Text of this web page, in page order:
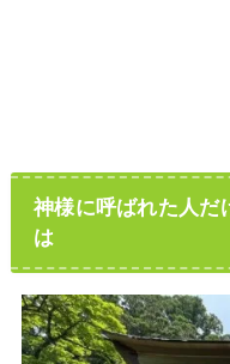
神様に呼ばれた人だ
は